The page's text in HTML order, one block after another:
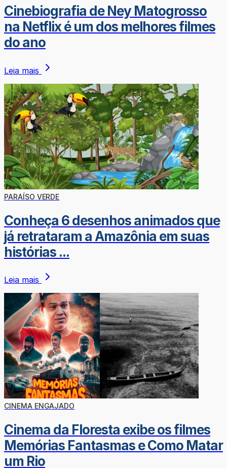
Cinebiografia de Ney Matogrosso
na Netflix é um dos melhores filmes
do ano
Leia mais
PARAÍSO VERDE
Conheça 6 desenhos animados que
já retrataram a Amazônia em suas
histórias ...
Leia mais
CINEMA ENGAJADO
Cinema da Floresta exibe os filmes
Memórias Fantasmas e Como Matar
um Rio